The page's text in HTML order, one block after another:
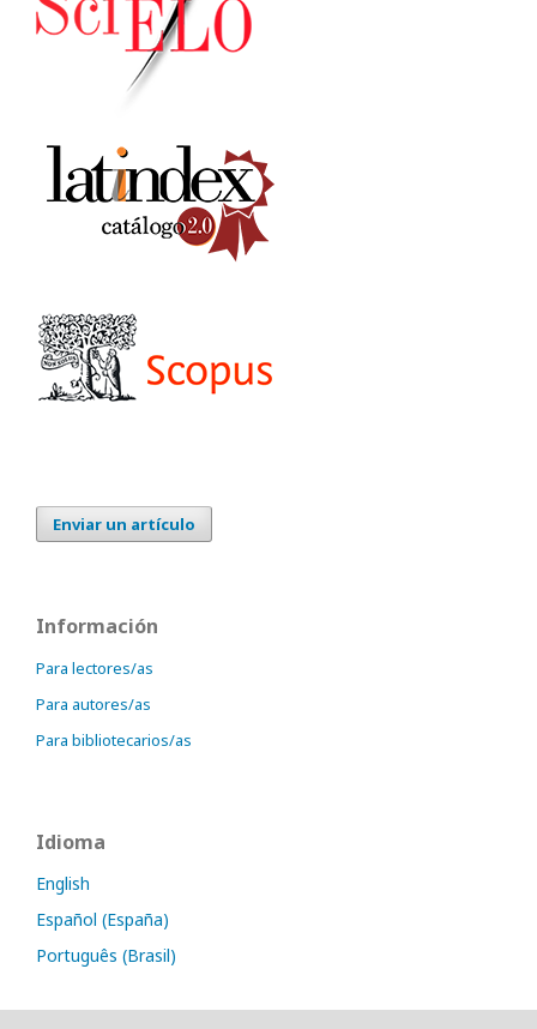
Enviar un artículo
Información
Para lectores/as
Para autores/as
Para bibliotecarios/as
Idioma
English
Español (España)
Português (Brasil)